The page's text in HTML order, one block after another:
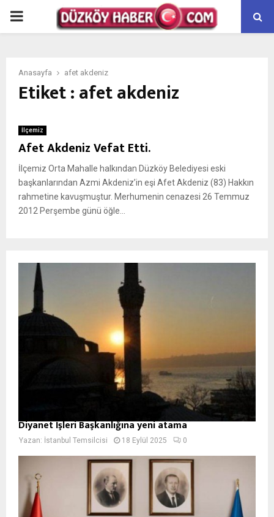
PRIMARY
Anasayfa afet akdeniz
Etiket : afet akdeniz
İlçemiz
Afet Akdeniz Vefat Etti.
İlçemiz Orta Mahalle halkından Düzköy Belediyesi eski
başkanlarından Azmi Akdeniz’in eşi Afet Akdeniz (83) Hakkın
rahmetine kavuşmuştur. Merhumenin cenazesi 26 Temmuz
2012 Perşembe günü öğle...
Diyanet İşleri Başkanlığına yeni atama
Yazan: İstanbul Temsilcisi 18 Eylül 2025 0